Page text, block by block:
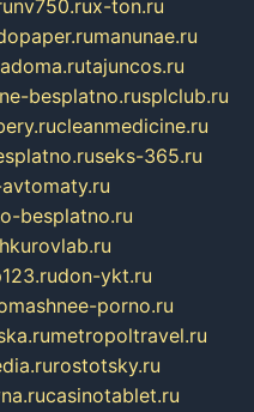
nv750.rux-ton.ru
manunae.ru
tajuncos.ru
besplatno.rusplclub.ru
cleanmedicine.ru
seks-365.ru
besplatno.ru
don-ykt.ru
porno.ru
metropoltravel.ru
rostotsky.ru
casinotablet.ru